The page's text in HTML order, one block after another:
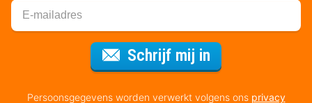
Schrijf mij in
Persoonsgegevens worden verwerkt volgens ons privacy